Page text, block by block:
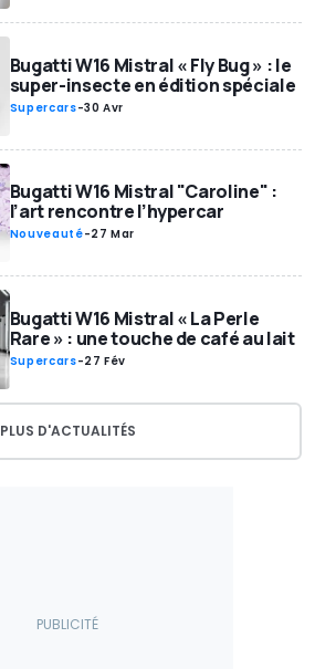
Bugatti W16 Mistral « Fly Bug » : le
super-insecte en édition spéciale
Supercars-30 Avr
Bugatti W16 Mistral "Caroline" :
l’art rencontre l’hypercar
Nouveauté-27 Mar
Bugatti W16 Mistral « La Perle
Rare » : une touche de café au lait
Supercars-27 Fév
PLUS D'ACTUALITÉS